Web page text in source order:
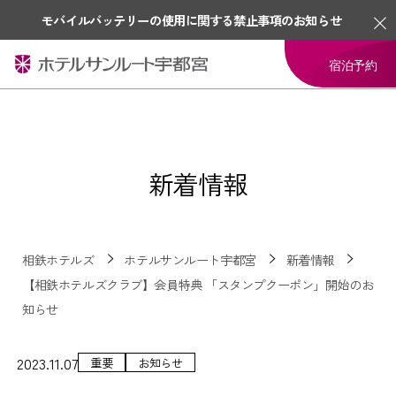
モバイルバッテリーの使用に関する禁止事項のお知らせ
宿泊予約
新着情報
相鉄ホテルズ ホテルサンルート宇都宮
新着情報
【相鉄ホテルズクラブ】会員特典 「スタンプクーポン」開始のお
知らせ
2023.11.07 重要 お知らせ